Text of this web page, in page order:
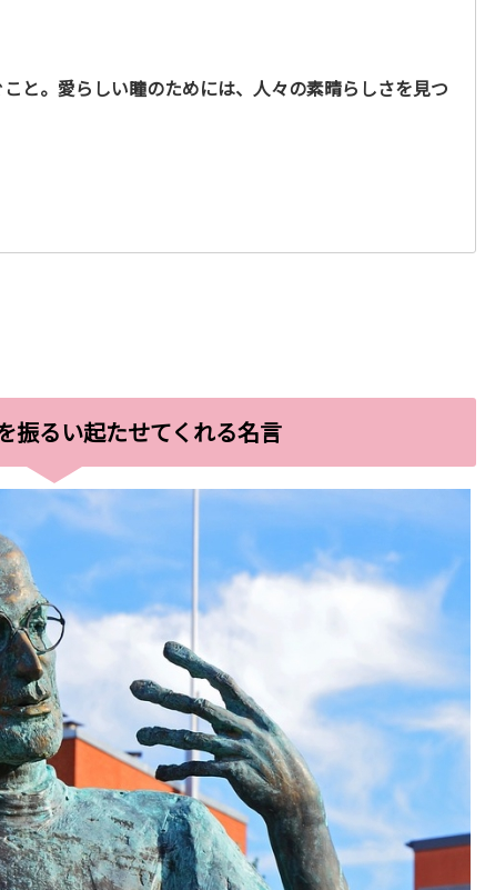
と。愛らしい瞳のためには、人々の素晴らしさを見つ
振るい起たせてくれる名言